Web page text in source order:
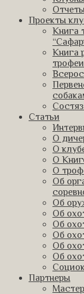
Проекты
Книга
Книга
Статьи
О
О
О
О
Об
Об
Об
Об
Об
Об
Об
Партнеры